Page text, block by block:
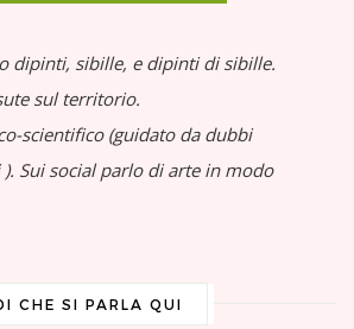
dipinti, sibille, e dipinti di sibille.
sul territorio.
scientifico (guidato da dubbi
). Sui social parlo di arte in modo
CHE SI PARLA QUI